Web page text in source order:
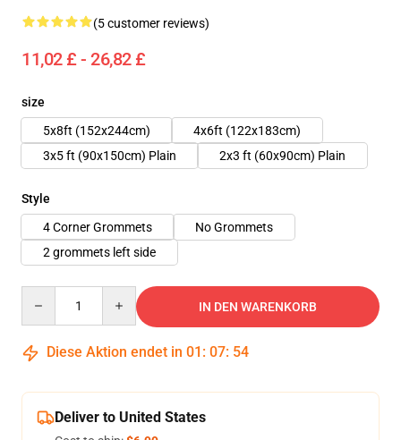
(5 customer reviews)
11,02 £ - 26,82 £
size
5x8ft (152x244cm)
4x6ft (122x183cm)
3x5 ft (90x150cm) Plain
2x3 ft (60x90cm) Plain
Style
4 Corner Grommets
No Grommets
2 grommets left side
IN DEN WARENKORB
Diese Aktion endet in 01 : 07: 53
Deliver to United States